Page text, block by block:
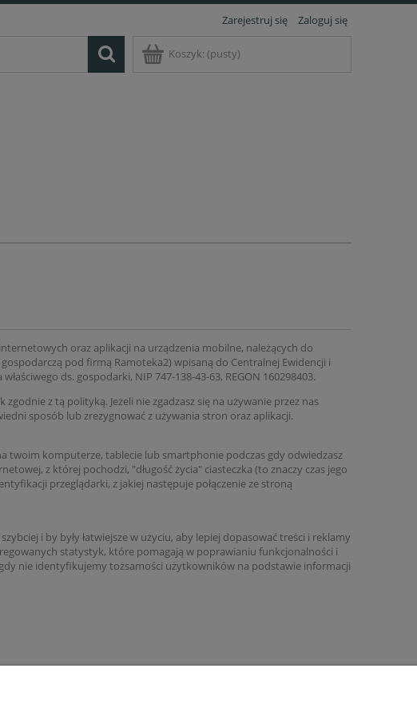
Zarejestruj się Zaloguj się
Koszyk: (pusty)
oraz aplikacji na urządzenia mobilne, należących do
pod firmą Ramoteka2) wpisaną do Centralnej Ewidencji i
ds. gospodarki, NIP 747-138-43-63, REGON 160298403.
z tą polityką. Jeżeli nie zgadzasz się na używanie przez nas
sposób lub zrezygnować z używania stron oraz aplikacji.
twoim komputerze, tablecie lub smartphonie podczas gdy odwiedzasz
z której pochodzi, "długość życia" ciasteczka (to znaczy czas jego
przeglądarki, z jakiej następuje połączenie ze stroną
i by były łatwiejsze w użyciu, aby lepiej dopasować treści i reklamy
statystyk, które pomagają w poprawianiu funkcjonalności i
nie identyfikujemy tożsamości użytkowników na podstawie informacji